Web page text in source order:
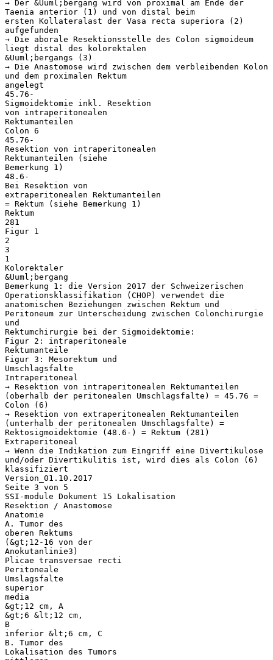
→ Der &Uuml;bergang wird von proximal am Ende der
Taenia anterior (1) und von distal beim
ersten Kollateralast der Vasa recta superiora (2)
aufgefunden
→ Die aborale Resektionsstelle des Colon sigmoideum
liegt distal des kolorektalen
&Uuml;bergangs (3)
→ Die Anastomose wird zwischen dem verbleibenden Kolon
und dem proximalen Rektum
angelegt
45.76-
Sigmoidektomie inkl. Resektion
von intraperitonealen
Rektumanteilen
Colon 6
45.76-
Resektion von intraperitonealen
Rektumanteilen (siehe
Bemerkung 1)
48.6-
Bei Resektion von
extraperitonealen Rektumanteilen
= Rektum (siehe Bemerkung 1)
Rektum
281
Figur 1
2
3
1
Kolorektaler
&Uuml;bergang
Bemerkung 1: die Version 2017 der Schweizerischen
Operationsklassifikation (CHOP) verwendet die
anatomischen Beziehungen zwischen Rektum und
Peritoneum zur Unterscheidung zwischen Colonchirurgie
und
Rektumchirurgie bei der Sigmoidektomie:
Figur 2: intraperitoneale
Rektumanteile
Figur 3: Mesorektum und
Umschlagsfalte
Intraperitoneal
→ Resektion von intraperitonealen Rektumanteilen
(oberhalb der peritonealen Umschlagsfalte) = 45.76 =
Colon (6)
→ Resektion von extraperitonealen Rektumanteilen
(unterhalb der peritonealen Umschlagsfalte) =
Rektosigmoidektomie (48.6-) = Rektum (281)
Extraperitoneal
→ Wenn die Indikation zum Eingriff eine Divertikulose
und/oder Divertikulitis ist, wird dies als Colon (6)
klassifiziert
Version_01.10.2017
Seite 3 von 5
SSI-module Dokument 15 Lokalisation
Resektion / Anastomose
Anatomie
A. Tumor des
oberen Rektums
(&gt;12-16 von der
Anokutanlinie3)
Plicae transversae recti
Peritoneale
Umslagsfalte
superior
media
&gt;12 cm, A
&gt;6 &lt;12 cm,
B
inferior &lt;6 cm, C
B. Tumor des
Lokalisation des Tumors